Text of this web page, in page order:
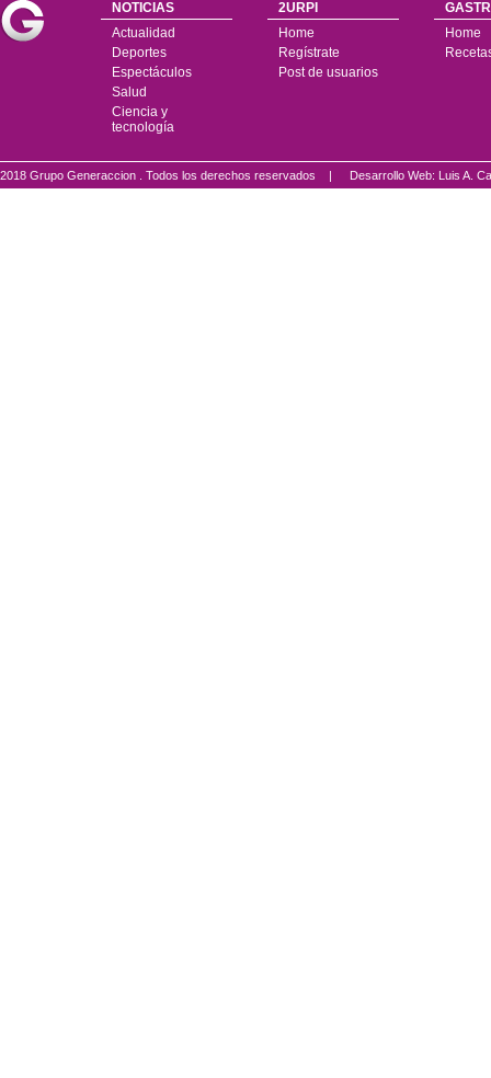
NOTICIAS
Actualidad
Deportes
Espectáculos
Salud
Ciencia y
tecnología
2URPI
Home
Regístrate
Post de usuarios
Home
2018 Grupo Generaccion . Todos los derechos reservados | Desarrollo Web: Luis